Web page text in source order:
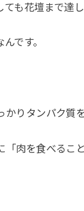
も花壇まで達し
です。
りタンパク質
肉を食べること